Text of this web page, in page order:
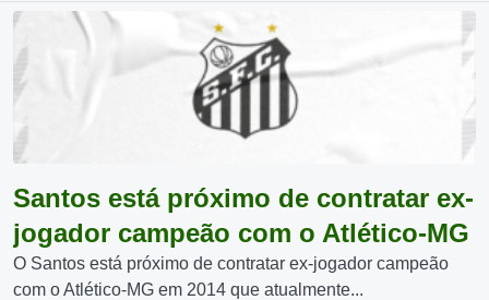
Santos está próximo de contratar ex-
jogador campeão com o Atlético-MG
O Santos está próximo de contratar ex-jogador campeão
com o Atlético-MG em 2014 que atualmente...